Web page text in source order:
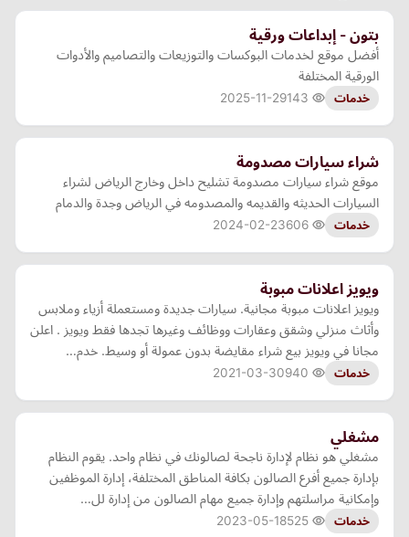
بتون - إبداعات ورقية
أفضل موقع لخدمات البوكسات والتوزيعات والتصاميم والأدوات
الورقية المختلفة
خدمات 2025-11-29
شراء سيارات مصدومة
موقع شراء سيارات مصدومة تشليح داخل وخارج الرياض لشراء
السيارات الحديثه والقديمه والمصدومه في الرياض وجدة والدمام
خدمات 2024-02-23
ويويز اعلانات مبوبة
ويويز اعلانات مبوبة مجانية. سيارات جديدة ومستعملة أزياء وملابس
وأثاث منزلي وشقق وعقارات ووظائف وغيرها تجدها فقط ويويز . اعلن
مجانا في ويويز بيع شراء مقايضة بدون عمولة أو وسيط. خدم…
خدمات 2021-03-30
مشغلي
مشغلي هو نظام لإدارة ناجحة لصالونك في نظام واحد. يقوم النظام
بإدارة جميع أفرع الصالون بكافة المناطق المختلفة، إدارة الموظفين
وإمكانية مراسلتهم وإدارة جميع مهام الصالون من إدارة لل…
خدمات 2023-05-18